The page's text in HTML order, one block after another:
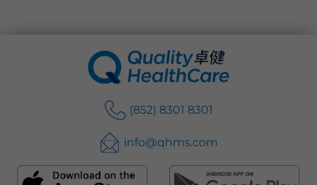
(852) 8301 8301
info@qhms.com